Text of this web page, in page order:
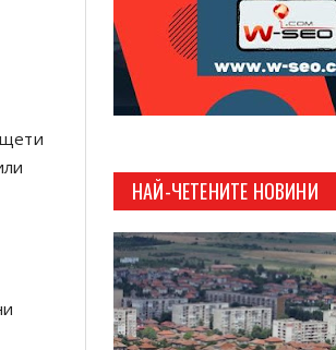
НАЙ-ЧЕТЕНИТЕ НОВИНИ